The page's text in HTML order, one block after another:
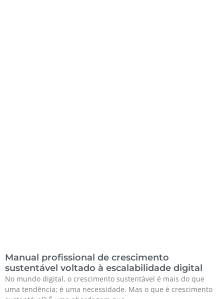
Manual profissional de crescimento
sustentável voltado à escalabilidade digital
No mundo digital, o crescimento sustentável é mais do que
uma tendência; é uma necessidade. Mas o que é crescimento